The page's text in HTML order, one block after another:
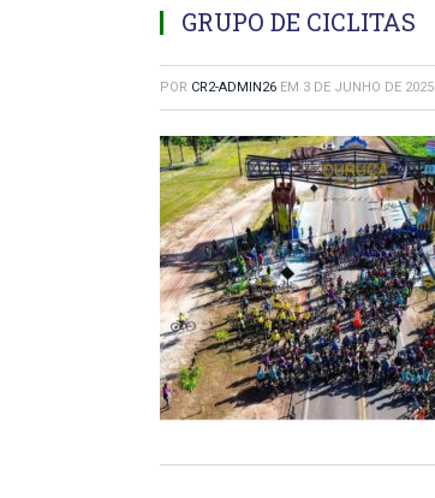
GRUPO DE CICLITAS
POR CR2-ADMIN26 EM 3 DE JUNHO DE 2025